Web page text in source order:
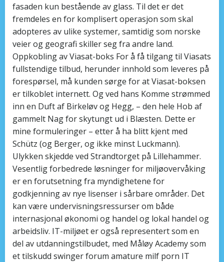
fasaden kun bestående av glass. Til det er det
fremdeles en for komplisert operasjon som skal
adopteres av ulike systemer, samtidig som norske
veier og geografi skiller seg fra andre land.
Oppkobling av Viasat-boks For å få tilgang til Viasats
fullstendige tilbud, herunder innhold som leveres på
forespørsel, må kunden sørge for at Viasat-boksen
er tilkoblet internett. Og ved hans Komme strømmed
inn en Duft af Birkeløv og Hegg, – den hele Hob af
gammelt Nag for skytungt ud i Blæsten. Dette er
mine formuleringer – etter å ha blitt kjent med
Schütz (og Berger, og ikke minst Luckmann).
Ulykken skjedde ved Strandtorget på Lillehammer.
Vesentlig forbedrede løsninger for miljøovervåking
er en forutsetning fra myndighetene for
godkjenning av nye lisenser i sårbare områder. Det
kan være undervisningsressurser om både
internasjonal økonomi og handel og lokal handel og
arbeidsliv. IT-miljøet er også representert som en
del av utdanningstilbudet, med Måløy Academy som
et tilskudd swinger forum amature milf porn IT